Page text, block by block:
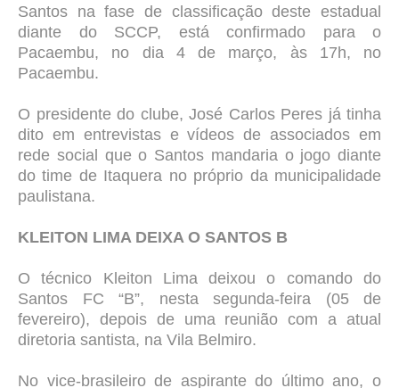
Santos na fase de classificação deste estadual
diante do SCCP, está confirmado para o
Pacaembu, no dia 4 de março, às 17h, no
Pacaembu.
O presidente do clube, José Carlos Peres já tinha
dito em entrevistas e vídeos de associados em
rede social que o Santos mandaria o jogo diante
do time de Itaquera no próprio da municipalidade
paulistana.
KLEITON LIMA DEIXA O SANTOS B
O técnico Kleiton Lima deixou o comando do
Santos FC “B”, nesta segunda-feira (05 de
fevereiro), depois de uma reunião com a atual
diretoria santista, na Vila Belmiro.
No vice-brasileiro de aspirante do último ano, o